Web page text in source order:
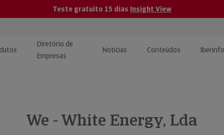
Teste gratuito 15 dias Insight View
e Monitorização de
Diretório de
Empresas
Notícias Conteúdos
| Estudos e
We - White Energy, Lda